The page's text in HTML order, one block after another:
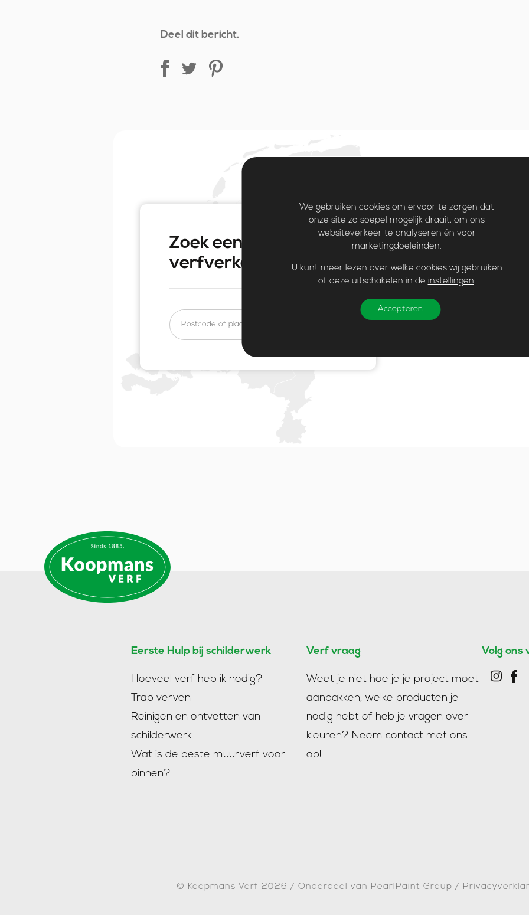
Deel dit bericht.
Zoek een
verfverkooppunt
Een Koopmans
eenvoudig.
Eerste Hulp bij schilderwerk
Hoeveel verf heb ik nodig?
Trap verven
Reinigen en ontvetten van
schilderwerk
Wat is de beste muurverf voor
binnen?
Verf vraag
Weet je niet hoe je je project moet
aanpakken, welke producten je
nodig hebt of heb je vragen over
kleuren? Neem contact met ons
op!
Volg ons
© Koopmans Verf 2026 / Onderdeel van PearlPaint Group /
We gebruiken cookies om ervoor te zorgen dat
onze site zo soepel mogelijk draait, om ons
websiteverkeer te analyseren én voor
marketingdoeleinden.
U kunt meer lezen over welke cookies wij gebruiken
of deze uitschakelen in de instellingen.
Accepteren